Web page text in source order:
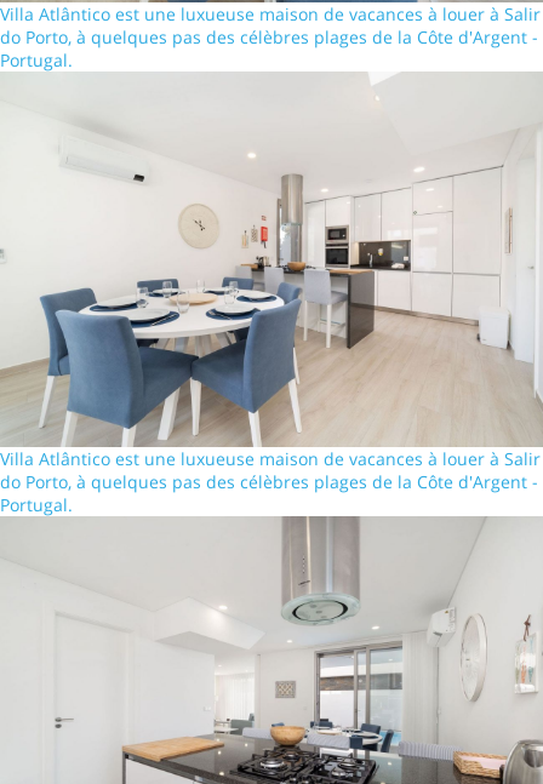
Villa Atlântico est une luxueuse maison de vacances à louer à Salir
do Porto, à quelques pas des célèbres plages de la Côte d'Argent -
Portugal.
Villa Atlântico est une luxueuse maison de vacances à louer à Salir
do Porto, à quelques pas des célèbres plages de la Côte d'Argent -
Portugal.